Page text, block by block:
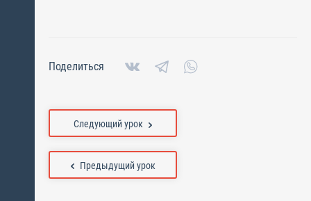
Поделиться
Предыдущий урок
Следующий урок